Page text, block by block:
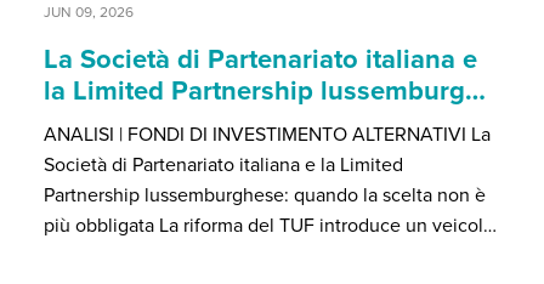
JUN 09, 2026
La Società di Partenariato italiana e
la Limited Partnership lussemburg…
ANALISI | FONDI DI INVESTIMENTO ALTERNATIVI La
Società di Partenariato italiana e la Limited
Partnership lussemburghese: quando la scelta non è
più obbligata La riforma del TUF introduce un veicol…